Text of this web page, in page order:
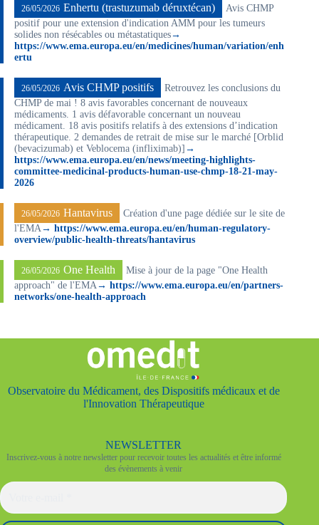
26/05/2026 Enhertu (trastuzumab déruxtécan)
Avis CHMP
positif pour une extension d'indication AMM pour les tumeurs
solides non résécables ou métastatiques→
https://www.ema.europa.eu/en/medicines/human/variation/enh
ertu
26/05/2026 Avis CHMP positifs
Retrouvez les conclusions du
CHMP de mai ! 8 avis favorables concernant de nouveaux
médicaments. 1 avis défavorable concernant un nouveau
médicament. 18 avis positifs relatifs à des extensions d’indication
thérapeutique. 2 demandes de retrait de mise sur le marché [Orblid
(bevacizumab) et Veblocema (infliximab)] →
https://www.ema.europa.eu/en/news/meeting-highlights-
committee-medicinal-products-human-use-chmp-18-21-may-
2026
26/05/2026 Hantavirus
Création d'une page dédiée sur le site de
l'EMA → https://www.ema.europa.eu/en/human-regulatory-
overview/public-health-threats/hantavirus
26/05/2026 One Health
Mise à jour de la page "One Health
approach" de l'EMA → https://www.ema.europa.eu/en/partners-
networks/one-health-approach
Observatoire du Médicament, des Dispositifs médicaux et de
l'Innovation Thérapeutique
NEWSLETTER
Inscrivez-vous à notre newsletter pour recevoir toutes les actualités et être informé
des évènements à venir